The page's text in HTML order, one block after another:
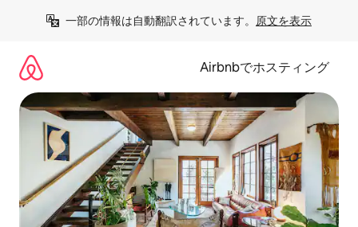
一部の情報は自動翻訳されています。 原文を表示
Airbnbでホスティング